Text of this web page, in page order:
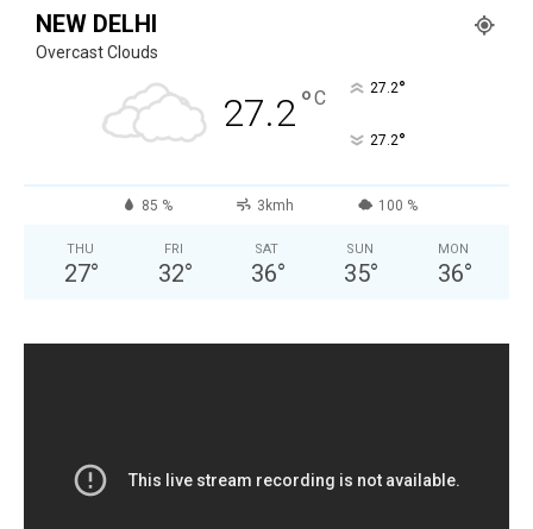
NEW DELHI
Overcast Clouds
27.2°C 27.2°
27.2°
85 % 3kmh 100 %
THU
27°
FRI
32°
SAT
36°
SUN
35°
MON
36°